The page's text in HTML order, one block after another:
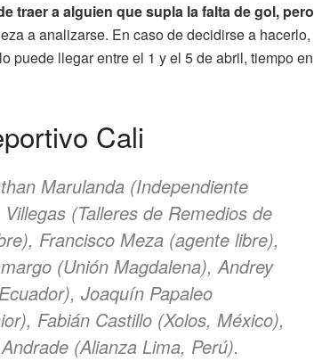
traer a alguien que supla la falta de gol, pero
a analizarse. En caso de decidirse a hacerlo,
puede llegar entre el 1 y el 5 de abril, tiempo en
Cali
Marulanda (Independiente
(Talleres de Remedios de
Francisco Meza (agente libre),
(Unión Magdalena), Andrey
Joaquín Papaleo
Fabián Castillo (Xolos, México),
(Alianza Lima, Perú).